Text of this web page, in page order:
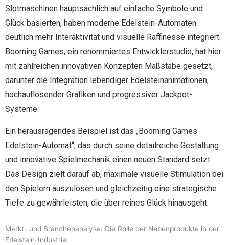
Slotmaschinen hauptsächlich auf einfache Symbole und
Glück basierten, haben moderne Edelstein-Automaten
deutlich mehr Interaktivität und visuelle Raffinesse integriert.
Booming Games, ein renommiertes Entwicklerstudio, hat hier
mit zahlreichen innovativen Konzepten Maßstäbe gesetzt,
darunter die Integration lebendiger Edelsteinanimationen,
hochauflösender Grafiken und progressiver Jackpot-
Systeme.
Ein herausragendes Beispiel ist das „Booming Games
Edelstein-Automat“, das durch seine detailreiche Gestaltung
und innovative Spielmechanik einen neuen Standard setzt.
Das Design zielt darauf ab, maximale visuelle Stimulation bei
den Spielern auszulösen und gleichzeitig eine strategische
Tiefe zu gewährleisten, die über reines Glück hinausgeht.
Markt- und Branchenanalyse: Die Rolle der Nebenprodukte in der
Edelstein-Industrie